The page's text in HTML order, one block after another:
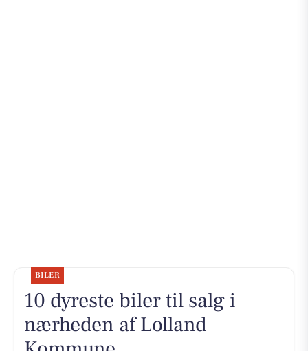
BILER
10 dyreste biler til salg i
nærheden af Lolland